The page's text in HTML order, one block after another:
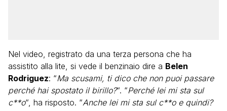
Nel video, registrato da una terza persona che ha
assistito alla lite, si vede il benzinaio dire a Belen
Rodriguez: “Ma scusami, ti dico che non puoi passare
perché hai spostato il birillo?“. “Perché lei mi sta sul
c**o“, ha risposto. “Anche lei mi sta sul c**o e quindi?